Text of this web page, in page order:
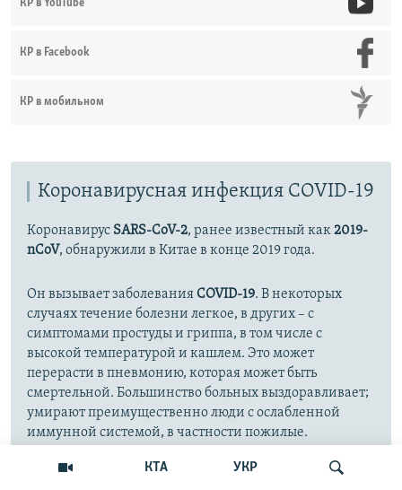
КТА УКР
КР в YouTube
КР в Facebook
КР в мобильном
Коронавирусная инфекция COVID-19
Коронавирус SARS-CoV-2, ранее известный как2019-
nCoV, обнаружили в Китае в конце 2019 года.
Он вызывает заболеванияCOVID-19. В некоторых
случаях течение болезни легкое, в других – с
симптомами простуды и гриппа, в том числе с
высокой температурой и кашлем. Это может
перерасти в пневмонию, которая может быть
смертельной. Большинство больных выздоравливает;
умирают преимущественно люди с ослабленной
иммунной системой, в частности пожилые.
11 марта 2020 года Всемирная организация